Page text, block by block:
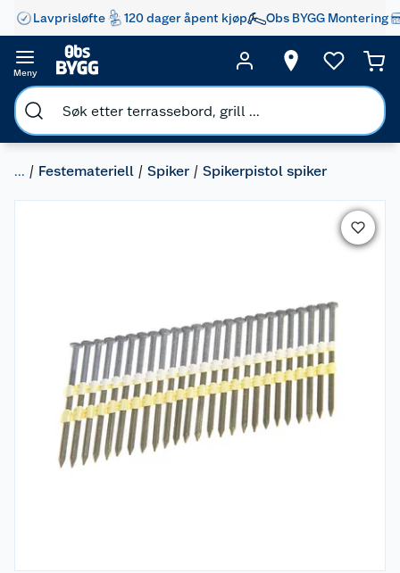
Lavprisløfte 120 dager åpent kjøp Obs BYGG Montering
Meny
... Festemateriell Spiker Spikerpistol spiker